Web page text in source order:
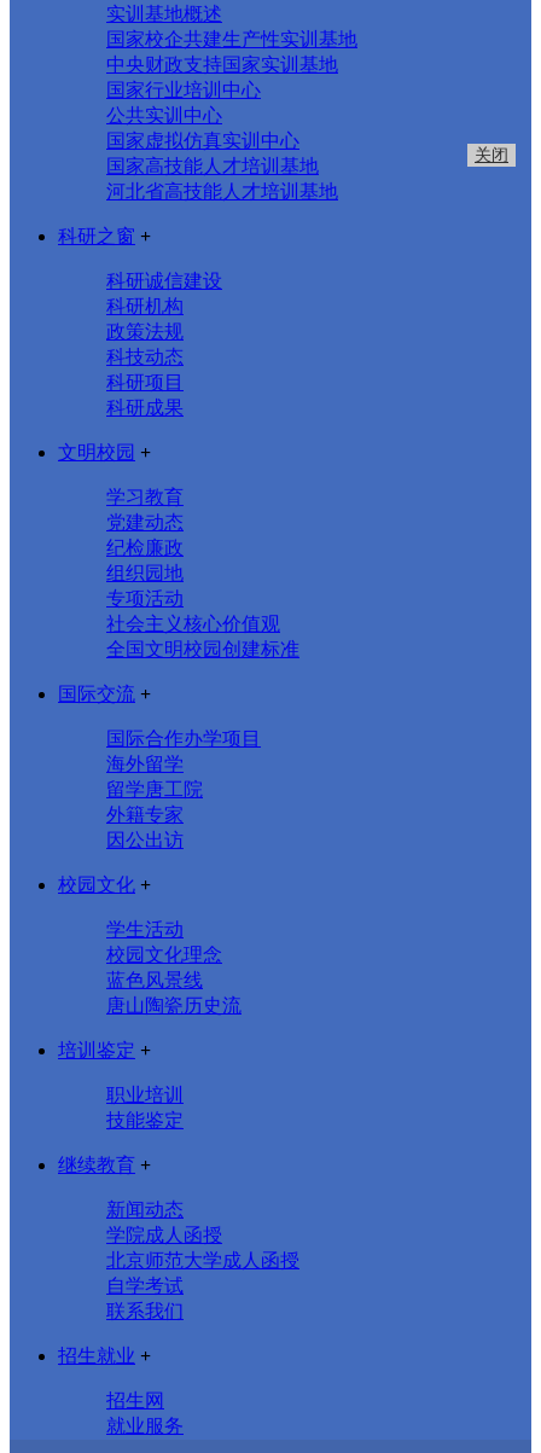
实训基地概述
国家校企共建生产性实训基地
中央财政支持国家实训基地
国家行业培训中心
公共实训中心
国家虚拟仿真实训中心
国家高技能人才培训基地
河北省高技能人才培训基地
科研之窗 +
科研诚信建设
科研机构
政策法规
科技动态
科研项目
科研成果
文明校园 +
学习教育
党建动态
纪检廉政
组织园地
专项活动
社会主义核心价值观
全国文明校园创建标准
国际交流 +
国际合作办学项目
海外留学
留学唐工院
外籍专家
因公出访
校园文化 +
学生活动
校园文化理念
蓝色风景线
唐山陶瓷历史流
培训鉴定 +
职业培训
技能鉴定
继续教育 +
新闻动态
学院成人函授
北京师范大学成人函授
自学考试
联系我们
招生就业 +
招生网
就业服务